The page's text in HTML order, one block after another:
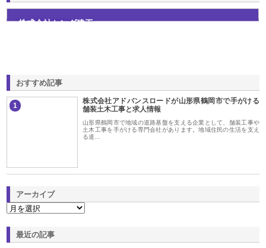
株式会社センダ建工
おすすめ記事
1
株式会社アドバンスロードが山形県鶴岡市で手がける
舗装土木工事と求人情報
山形県鶴岡市で地域の道路基盤を支える企業として、舗装工事や
土木工事を手がける専門会社があります。地域住民の生活を支え
る道…
アーカイブ
最近の記事